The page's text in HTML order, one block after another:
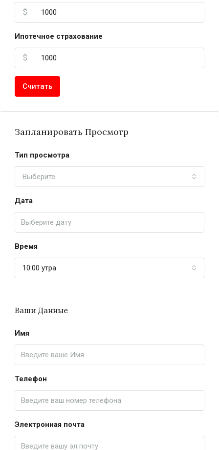
$
Ипотечное страхование
$
Считать
Запланировать Просмотр
Тип просмотра
Выберите
Дата
Время
10:00 утра
Ваши Данные
Имя
Телефон
Электронная почта